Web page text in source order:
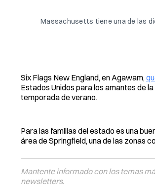
Massachusetts tiene una de las
Six Flags New England, en Agawam,
Estados Unidos para los amantes de
temporada de verano.
Para las familias del estado es una
área de Springfield, una de las zonas
Mantente informado con los temas
newsletters.